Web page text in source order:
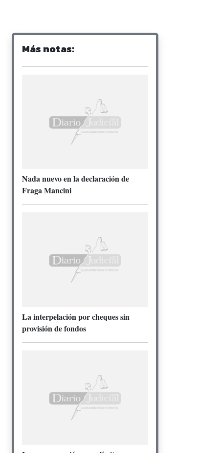
Más notas:
Nada nuevo en la declaración de
Fraga Mancini
La interpelación por cheques sin
provisión de fondos